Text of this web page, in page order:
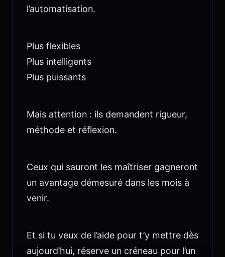
l’automatisation.
Plus flexibles
Plus intelligents
Plus puissants
Mais attention : ils demandent rigueur,
méthode et réflexion.
Ceux qui sauront les maîtriser gagneront
un avantage démesuré dans les mois à
venir.
Et si tu veux de l’aide pour t’y mettre dès
aujourd’hui, réserve un créneau pour l’un